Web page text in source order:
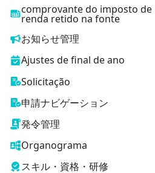
comprovante do imposto de
renda retido na fonte
お知らせ管理
Ajustes de final de ano
Solicitação
申請ナビゲーション
発令管理
Organograma
スキル・資格・研修